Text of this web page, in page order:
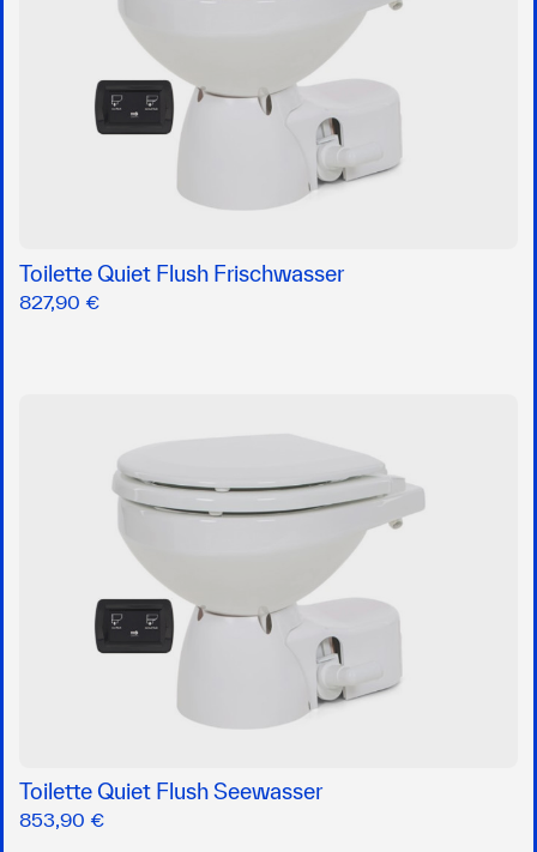
Toilette Quiet Flush Frischwasser
827,90 €
Toilette Quiet Flush Seewasser
853,90 €